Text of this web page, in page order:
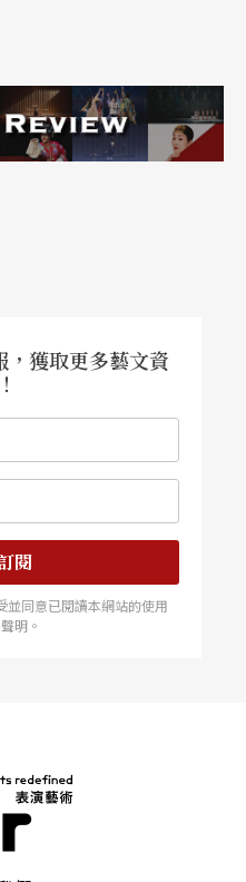
舞蹈治療＆親子遊戲
係發展理論，依據學
童間的互動，進而與
治療課講師的王芸華
時是為了學分，並不
區大學的學員卻是以
果便有差別。王芸華
習」，要求學員的心
體的互動中，學員們
，知道自己並不孤
獲取更多藝文資
閱
並同意已閱讀本網站的使用
明。